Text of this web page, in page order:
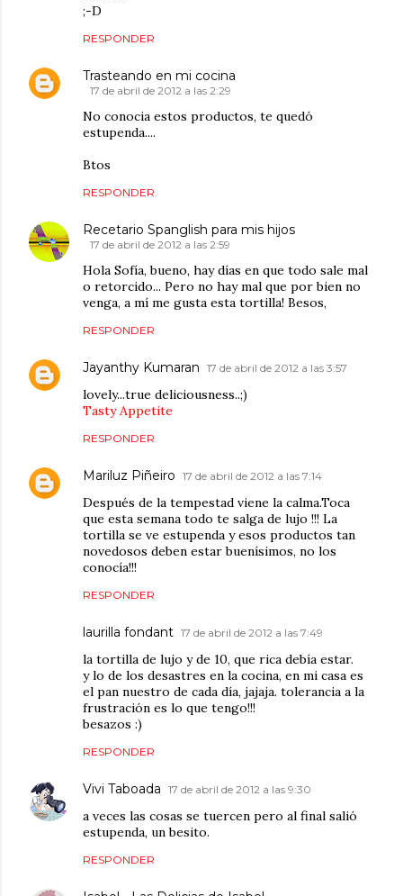
;-D
RESPONDER
Trasteando en mi cocina
17 de abril de 2012 a las 2:29
No conocia estos productos, te quedó
estupenda....
Btos
RESPONDER
Recetario Spanglish para mis hijos
17 de abril de 2012 a las 2:59
Hola Sofía, bueno, hay días en que todo sale mal
o retorcido... Pero no hay mal que por bien no
venga, a mí me gusta esta tortilla! Besos,
RESPONDER
Jayanthy Kumaran 17 de abril de 2012 a las 3:57
lovely...true deliciousness..;)
Tasty Appetite
RESPONDER
Mariluz Piñeiro 17 de abril de 2012 a las 7:14
Después de la tempestad viene la calma.Toca
que esta semana todo te salga de lujo !!! La
tortilla se ve estupenda y esos productos tan
novedosos deben estar buenísimos, no los
conocía!!!
RESPONDER
laurilla fondant 17 de abril de 2012 a las 7:49
la tortilla de lujo y de 10, que rica debía estar.
y lo de los desastres en la cocina, en mi casa es
el pan nuestro de cada día, jajaja. tolerancia a la
frustración es lo que tengo!!!
besazos :)
RESPONDER
Vivi Taboada 17 de abril de 2012 a las 9:30
a veces las cosas se tuercen pero al final salió
estupenda, un besito.
RESPONDER